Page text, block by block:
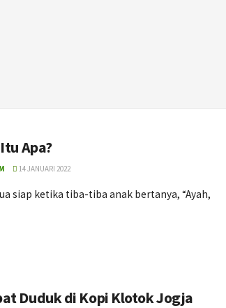
Apa?
14 JANUARI 2022
siap ketika tiba-tiba anak bertanya, “Ayah,
Duduk di Kopi Klotok Jogja